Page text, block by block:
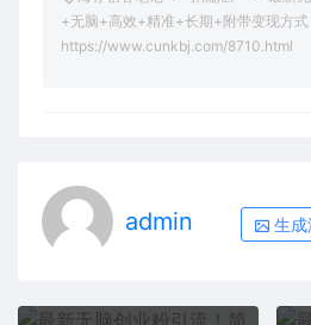
+无脑+高效+精准+长期+附带变现方式
https://www.cunkbj.com/8710.html
admin 生成